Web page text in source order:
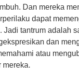
Dan mereka
dapat
Jadi tantrum adalah
dan
atau
mereka.